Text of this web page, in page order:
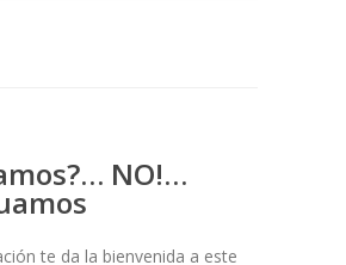
NO!…
te da la bienvenida a este